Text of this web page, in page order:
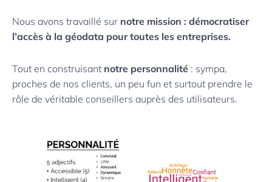
Nous avons travaillé sur notre mission : démocratiser
l’accès à la géodata pour toutes les entreprises.
Tout en construisant notre personnalité : sympa,
proches de nos clients, un peu fun et surtout prendre le
rôle de véritable conseillers auprès des utilisateurs.